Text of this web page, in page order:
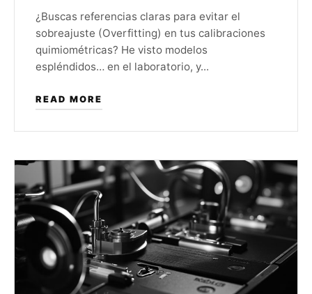
¿Buscas referencias claras para evitar el
sobreajuste (Overfitting) en tus calibraciones
quimiométricas? He visto modelos
espléndidos… en el laboratorio, y...
READ MORE